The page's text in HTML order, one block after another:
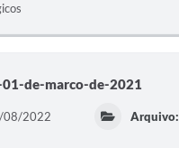
de-marco-de-2021
08/2022 Arquivo: